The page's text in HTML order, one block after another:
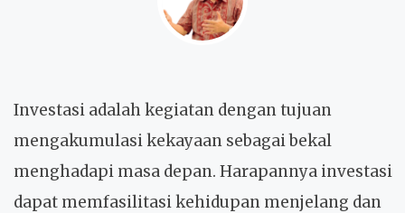
Investasi adalah kegiatan dengan tujuan
mengakumulasi kekayaan sebagai bekal
menghadapi masa depan. Harapannya investasi
dapat memfasilitasi kehidupan menjelang dan